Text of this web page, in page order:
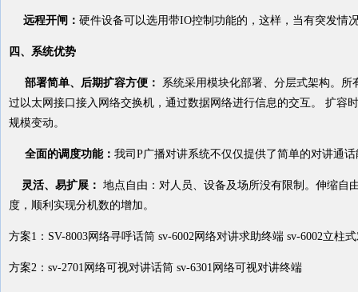
远程开闸： 硬件设备可以选用带IO控制功能的，这样，当有突发情
四、系统优势
部署简单、后期扩容方便：
系统采用模块化部署、分层式架构。
过以太网接口接入网络交换机，通过数据网络进行信息的交互。 扩容
规模变动。
全面的调度功能： 我司 P广播对讲系统不仅仅提供了简单的对讲通
灵活、易扩展： 地点自由：对人员、设备及场所没有限制。伸缩自
度，顺利实现分机数的增加。
方案1 ： SV-8003网络寻呼话筒 sv-6002网络对讲求助终端 sv-6002立柱
方案2 ： sv-2701 网络可视对讲话筒 sv-6301 网络可视对讲终端